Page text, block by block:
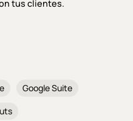
tus clientes.
Google Suite